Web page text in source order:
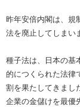
昨年安倍内閣は、規
法を廃止してしまい
種子法は、日本の基
的につくられた法律
割を果たしてきまし
企業の金儲けを最優